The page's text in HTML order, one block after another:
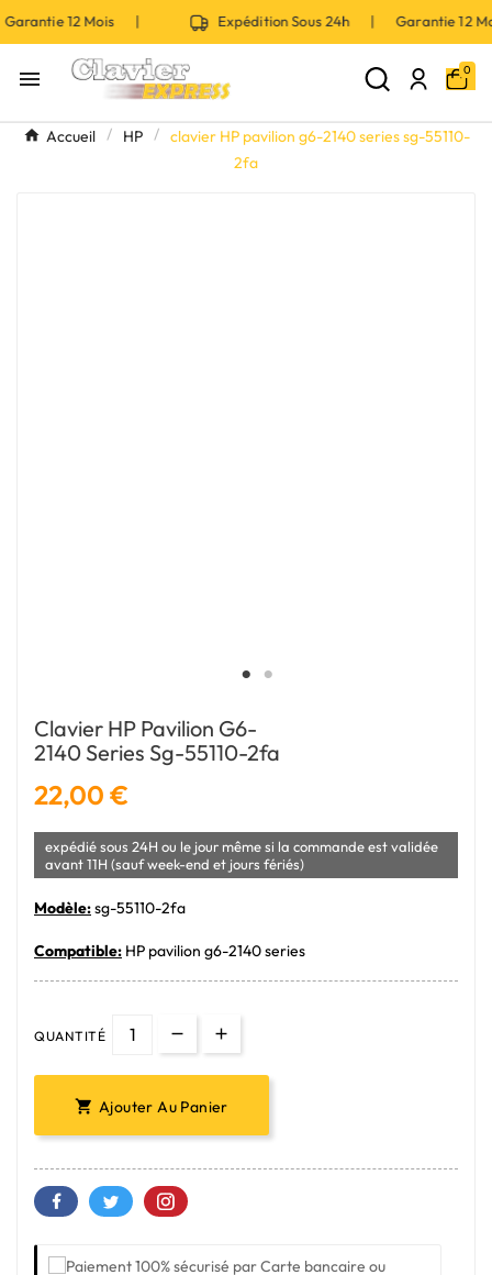
12 Mois | Expédition Sous 24h | Garantie 12
 0
Accueil HP
clavier HP pavilion g6-2140 series sg-55110-
2fa
Clavier HP Pavilion G6-
2140 Series Sg-55110-2fa
22,00 €
expédié sous 24H ou le jour même si la commande est validée
avant 11H (sauf week-end et jours fériés)
Modèle:sg-55110-2fa
Compatible: HP pavilion g6-2140 series
QUANTITÉ
 Ajouter Au Panier